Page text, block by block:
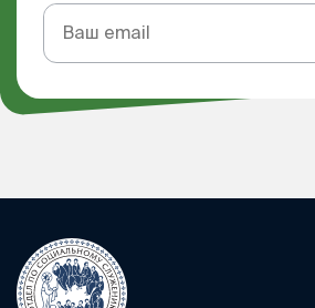
Подписка
на